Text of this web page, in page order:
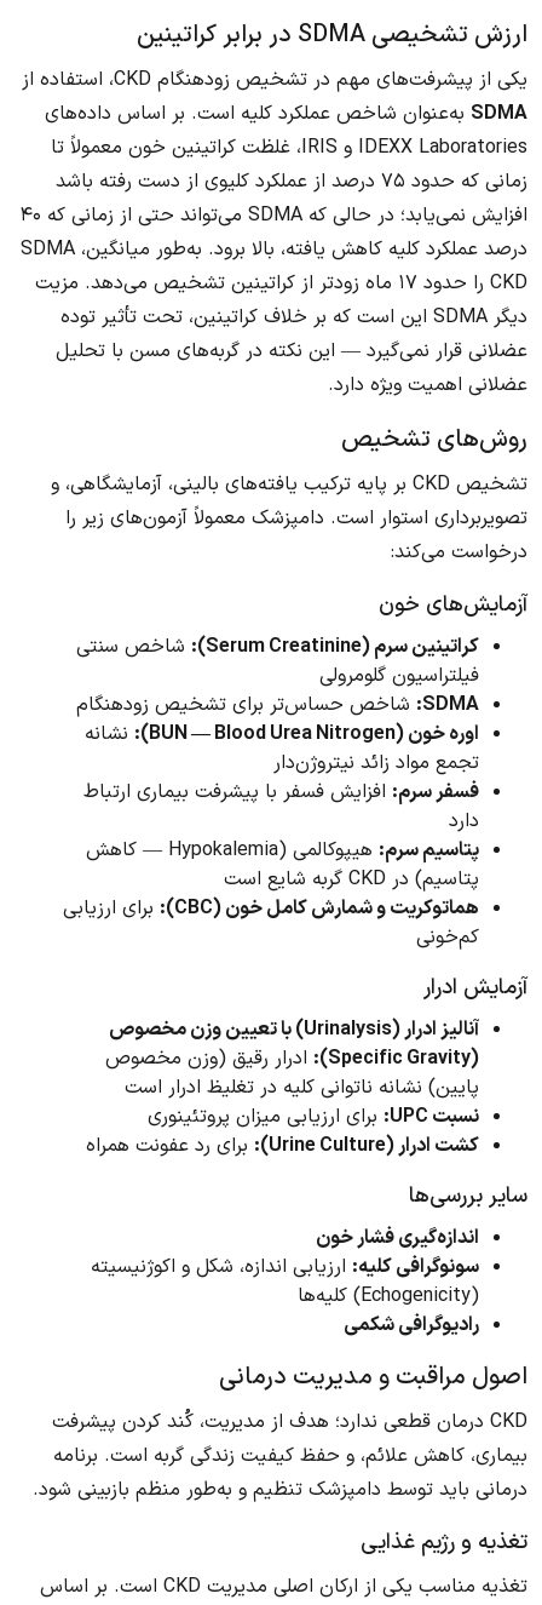
ارزش تشخیصی SDMA در برابر کراتینین
یکی از پیشرفت‌های مهم در تشخیص زودهنگام CKD، استفاده از
SDMA به‌عنوان شاخص عملکرد کلیه است. بر اساس داده‌های
IDEXX Laboratories و IRIS، غلظت کراتینین خون معمولاً تا
زمانی که حدود ۷۵ درصد از عملکرد کلیوی از دست رفته باشد
افزایش نمی‌یابد؛ در حالی که SDMA می‌تواند حتی از زمانی که ۴۰
درصد عملکرد کلیه کاهش یافته، بالا برود. به‌طور میانگین، SDMA
CKD را حدود ۱۷ ماه زودتر از کراتینین تشخیص می‌دهد. مزیت
دیگر SDMA این است که بر خلاف کراتینین، تحت تأثیر توده
عضلانی قرار نمی‌گیرد — این نکته در گربه‌های مسن با تحلیل
عضلانی اهمیت ویژه دارد.
روش‌های تشخیص
تشخیص CKD بر پایه ترکیب یافته‌های بالینی، آزمایشگاهی، و
تصویربرداری استوار است. دامپزشک معمولاً آزمون‌های زیر را
درخواست می‌کند:
آزمایش‌های خون
کراتینین سرم (Serum Creatinine):
شاخص سنتی
فیلتراسیون گلومرولی
SDMA: شاخص حساس‌تر برای تشخیص زودهنگام
اوره خون (BUN — Blood Urea Nitrogen):
نشانه
تجمع مواد زائد نیتروژن‌دار
فسفر سرم: افزایش فسفر با پیشرفت بیماری ارتباط
دارد
پتاسیم سرم:
هیپوکالمی (Hypokalemia — کاهش
پتاسیم) در CKD گربه شایع است
هماتوکریت و شمارش کامل خون (CBC):
برای ارزیابی
کم‌خونی
آزمایش ادرار
آنالیز ادرار (Urinalysis) با تعیین وزن مخصوص
(Specific Gravity):
ادرار رقیق (وزن مخصوص
پایین) نشانه ناتوانی کلیه در تغلیظ ادرار است
نسبت UPC:
برای ارزیابی میزان پروتئینوری
کشت ادرار (Urine Culture):
برای رد عفونت همراه
سایر بررسی‌ها
اندازه‌گیری فشار خون
سونوگرافی کلیه: ارزیابی اندازه، شکل و اکوژنیسیته
(Echogenicity) کلیه‌ها
رادیوگرافی شکمی
اصول مراقبت و مدیریت درمانی
CKD درمان قطعی ندارد؛ هدف از مدیریت، کُند کردن پیشرفت
بیماری، کاهش علائم، و حفظ کیفیت زندگی گربه است. برنامه
درمانی باید توسط دامپزشک تنظیم و به‌طور منظم بازبینی شود.
تغذیه و رژیم غذایی
تغذیه مناسب یکی از ارکان اصلی مدیریت CKD است. بر اساس